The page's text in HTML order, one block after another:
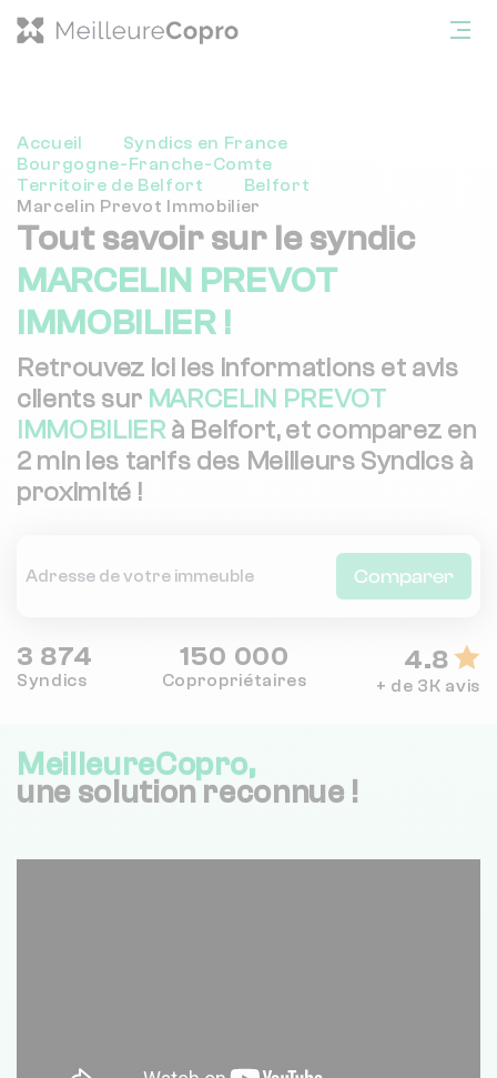
Accueil
Syndics en France
Bourgogne-Franche-Comte
Territoire de Belfort
Belfort
Marcelin Prevot Immobilier
Tout savoir sur le syndic
MARCELIN PREVOT
IMMOBILIER !
Retrouvez ici les informations et avis
clients sur MARCELIN PREVOT
IMMOBILIERà Belfort, et comparez en
2 min les tarifs des Meilleurs Syndics à
proximité !
Comparer
3 874
Syndics
150 000
Copropriétaires
4.8
+ de 3K avis
MeilleureCopro,
une solution reconnue !